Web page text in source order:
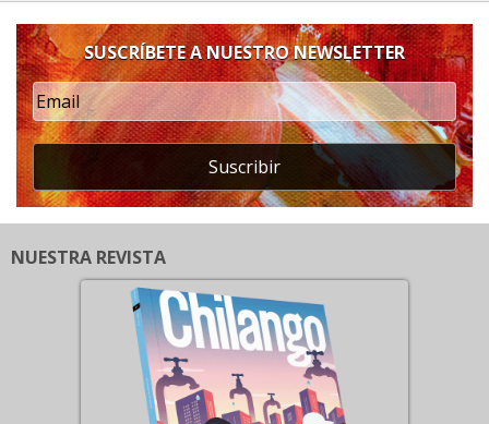
SUSCRÍBETE A NUESTRO NEWSLETTER
Suscribir
NUESTRA REVISTA